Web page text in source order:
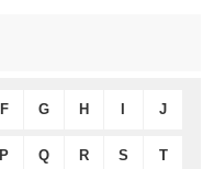
F G H J
P Q R S T